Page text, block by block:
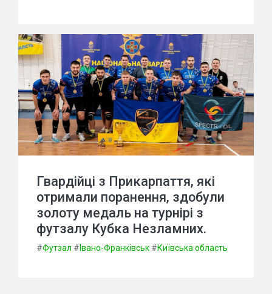
Гвардійці з Прикарпаття, які
отримали поранення, здобули
золоту медаль на турнірі з
футзалу Кубка Незламних.
#Футзал # Івано-Франківськ #Київська область